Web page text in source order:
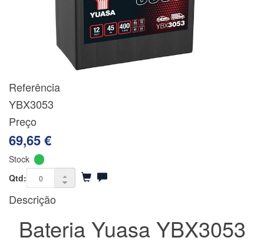
Referência
YBX3053
Preço
69,65 €
Stock
Qtd:
Descrição
Bateria Yuasa YBX3053